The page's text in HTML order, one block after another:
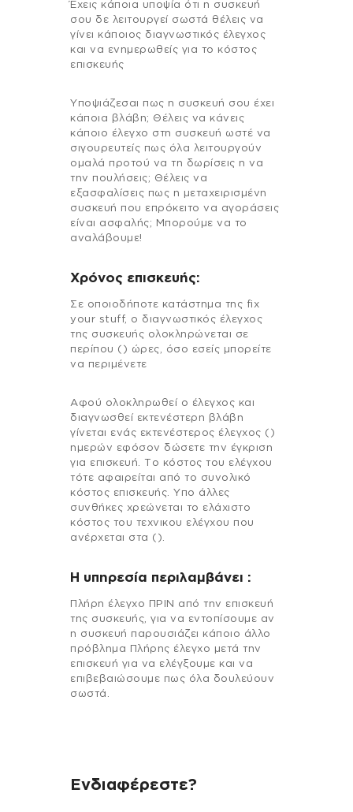
Έχεις κάποια υποψία ότι η συσκευή
σου δε λειτουργεί σωστά θέλεις να
γίνει κάποιος διαγνωστικός έλεγχος
και να ενημερωθείς για το κόστος
επισκευής
Υποψιάζεσαι πως η συσκευή σου έχει
κάποια βλάβη; Θέλεις να κάνεις
κάποιο έλεγχο στη συσκευή ωστέ να
σιγουρευτείς πως όλα λειτουργούν
ομαλά προτού να τη δωρίσεις η να
την πουλήσεις; Θέλεις να
εξασφαλίσεις πως η μεταχειρισμένη
συσκευή που επρόκειτο να αγοράσεις
είναι ασφαλής; Μπορούμε να το
αναλάβουμε!
Χρόνος επισκευής:
Σε οποιοδήποτε κατάστημα της fix
your stuff, ο διαγνωστικός έλεγχος
της συσκευής ολοκληρώνεται σε
περίπου () ώρες, όσο εσείς μπορείτε
να περιμένετε
Αφού ολοκληρωθεί ο έλεγχος και
διαγνωσθεί εκτενέστερη βλάβη
γίνεται ενάς εκτενέστερος έλεγχος ()
ημερών εφόσον δώσετε την έγκριση
για επισκευή. Το κόστος του ελέγχου
τότε αφαιρείται από το συνολικό
κόστος επισκευής. Υπο άλλες
συνθήκες χρεώνεται το ελάχιστο
κόστος του τεχνικου ελέγχου που
ανέρχεται στα ().
H υπηρεσία περιλαμβάνει :
Πλήρη έλεγχο ΠΡΙΝ από την επισκευή
της συσκευής, για να εντοπίσουμε αν
η συσκευή παρουσιάζει κάποιο άλλο
πρόβλημα Πλήρης έλεγχο μετά την
επισκευή για να ελέγξουμε και να
επιβεβαιώσουμε πως όλα δουλεύουν
σωστά.
Ενδιαφέρεστε?